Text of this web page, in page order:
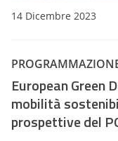
14 Dicembre 2023
European Green
mobilità
prospettive del